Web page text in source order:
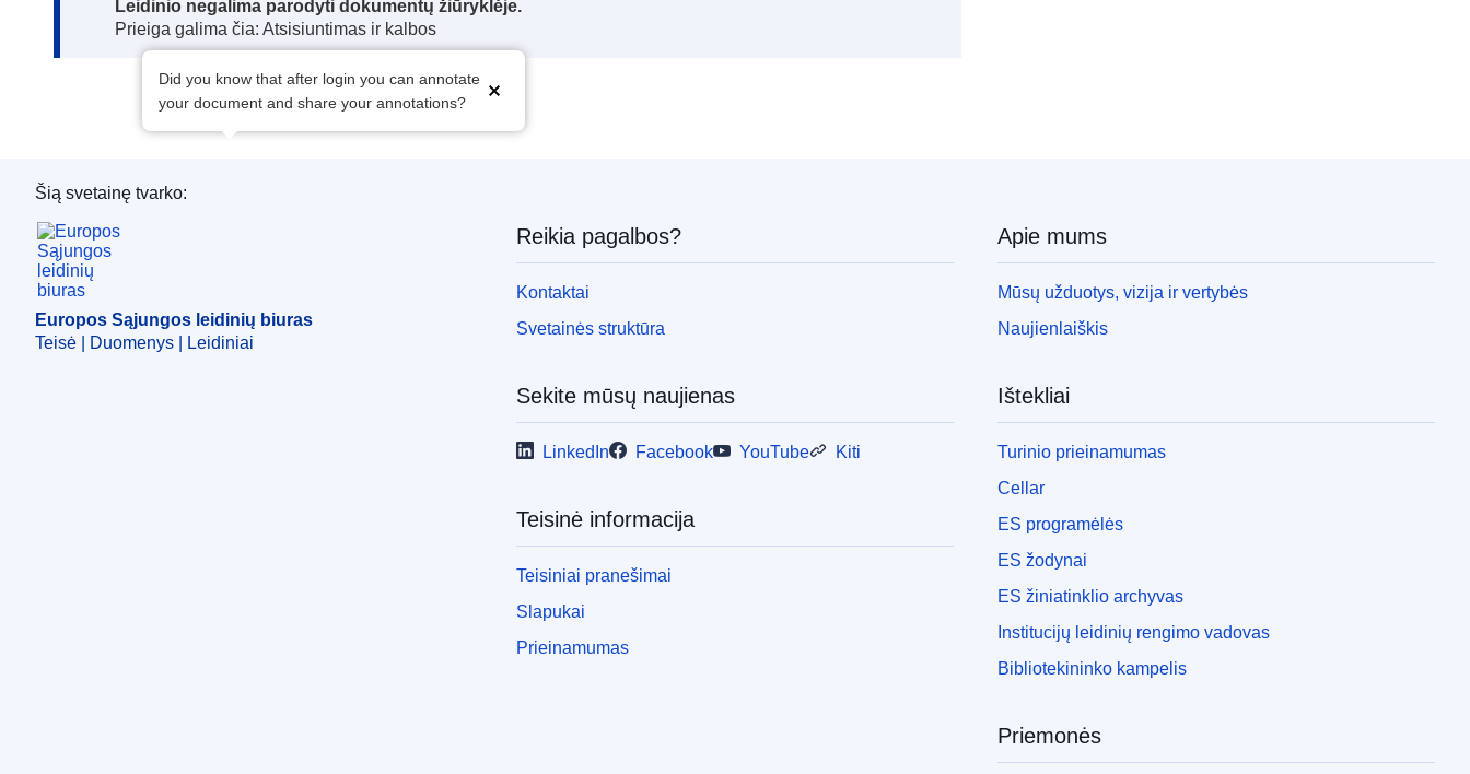
Note:
Leidinio negalima parodyti dokumentų žiūryklėje.
Prieiga galima čia: Atsisiuntimas ir kalbos
Did you know that after login you can annotate
your document and share your annotations?
Europos Sąjungos leidinių biuras
Šią svetainę tvarko:
Europos Sąjungos leidinių biuras
Teisė | Duomenys | Leidiniai
Reikia pagalbos?
Kontaktai
Svetainės struktūra
Sekite mūsų naujienas
LinkedIn Facebook YouTube Kiti
Teisinė informacija
Teisiniai pranešimai
Slapukai
Prieinamumas
Apie mums
Mūsų užduotys, vizija ir vertybės
Naujienlaiškis
Ištekliai
Turinio prieinamumas
Cellar
ES programėlės
ES žodynai
ES žiniatinklio archyvas
Institucijų leidinių rengimo vadovas
Bibliotekininko kampelis
Priemonės